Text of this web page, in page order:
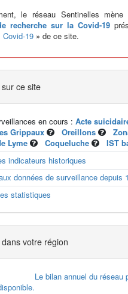
le réseau Sentinelles
recherche sur la Covid-19
Covid-19» de ce site.
ce site
en cours : Acte
Grippaux
Oreillons
Lyme
Coqueluche
IST
indicateurs historiques
données de surveillance depuis
statistiques
votre région
Le bilan annuel du réseau